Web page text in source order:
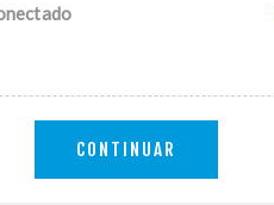
CONTINUAR